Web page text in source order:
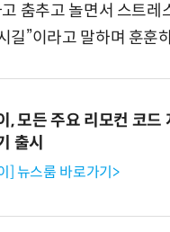
고 춤추고 놀면서 스트
길”이라고 말하며 훈훈
, 모든 주요 리모컨 코
출시
] 뉴스룸 바로가기>